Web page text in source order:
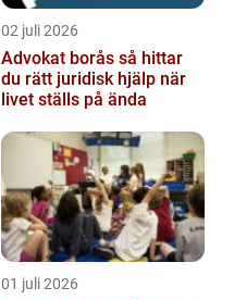
02 juli 2026
Advokat borås så hittar
du rätt juridisk hjälp när
livet ställs på ända
01 juli 2026